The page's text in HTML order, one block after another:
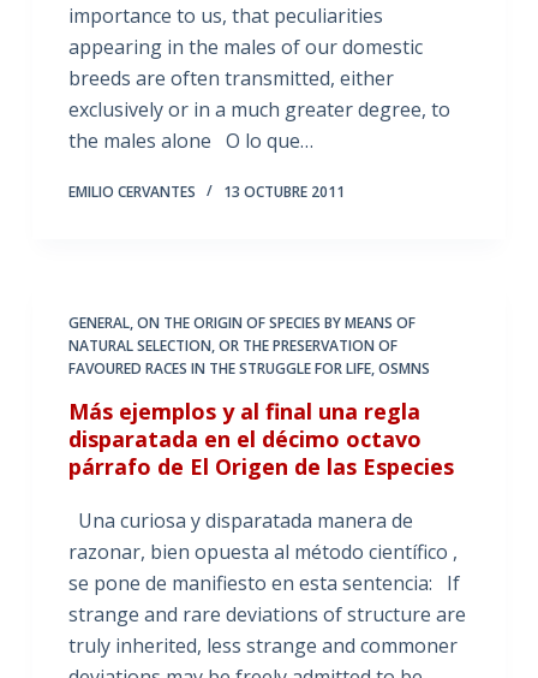
importance to us, that peculiarities
appearing in the males of our domestic
breeds are often transmitted, either
exclusively or in a much greater degree, to
the males alone O lo que…
EMILIO CERVANTES 13 OCTUBRE 2011
GENERAL,ON THE ORIGIN OF SPECIES BY MEANS OF
NATURAL SELECTION,OR THE PRESERVATION OF
FAVOURED RACES IN THE STRUGGLE FOR LIFE,OSMNS
Más ejemplos y al final una regla
disparatada en el décimo octavo
párrafo de El Origen de las Especies
Una curiosa y disparatada manera de
razonar, bien opuesta al método científico ,
se pone de manifiesto en esta sentencia: If
strange and rare deviations of structure are
truly inherited, less strange and commoner